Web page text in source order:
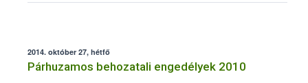
2014. október 27, hétfő
Párhuzamos behozatali engedélyek 2010